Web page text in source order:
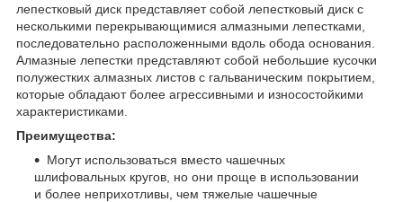
лепестковый диск представляет собой лепестковый диск с
несколькими перекрывающимися алмазными лепестками,
последовательно расположенными вдоль обода основания.
Алмазные лепестки представляют собой небольшие кусочки
полужестких алмазных листов с гальваническим покрытием,
которые обладают более агрессивными и износостойкими
характеристиками.
Преимущества:
Могут использоваться вместо чашечных
шлифовальных кругов, но они проще в использовании
и более неприхотливы, чем тяжелые чашечные